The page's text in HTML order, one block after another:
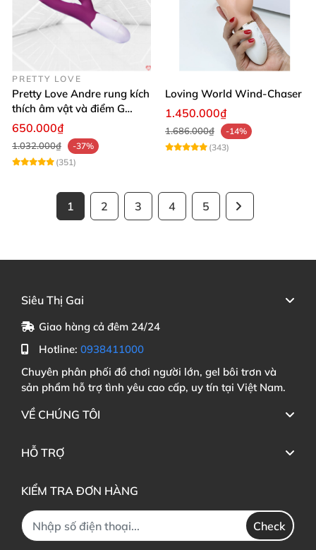
PRETTY LOVE
Pretty Love Andre rung kích
thích âm vật và điểm G
mạnh mẽ
650.000₫
1.032.000₫
-37%
(351)
Loving World Wind-Chaser
1.450.000₫
1.686.000₫
-14%
(343)
1 2 3 4 5
Siêu Thị Gai
Giao hàng cả đêm 24/24
Hotline: 0938411000
Chuyên phân phối đồ chơi người lớn, gel bôi trơn và
sản phẩm hỗ trợ tình yêu cao cấp, uy tín tại Việt Nam.
VỀ CHÚNG TÔI
HỖ TRỢ
KIỂM TRA ĐƠN HÀNG
Check